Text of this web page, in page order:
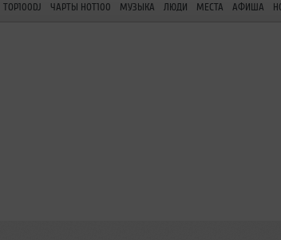
TOP100DJ ЧАРТЫ HOT100 МУЗЫКА ЛЮДИ МЕСТА АФИША